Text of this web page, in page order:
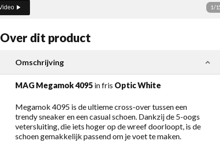
1/
Over dit product
Omschrijving
MAG Megamok 4095 in fris Optic White
Megamok 4095 is de ultieme cross-over tussen een
trendy sneaker en een casual schoen. Dankzij de 5-oogs
vetersluiting, die iets hoger op de wreef doorloopt, is de
schoen gemakkelijk passend om je voet te maken.